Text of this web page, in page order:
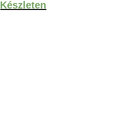
Készleten